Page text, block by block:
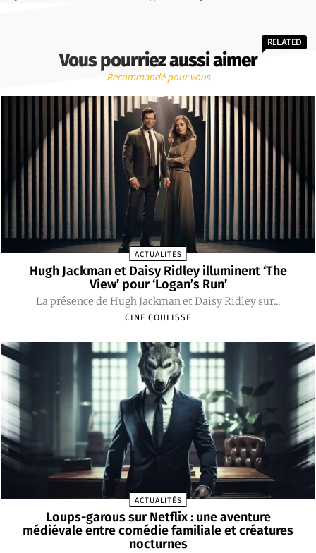
Vous pourriez aussi aimer
RELATED
Recommandé pour vous
ACTUALITÉS
Hugh Jackman et Daisy Ridley illuminent ‘The
View’ pour ‘Logan’s Run’
La présence de Hugh Jackman et Daisy Ridley sur...
CINE COULISSE
ACTUALITÉS
Loups-garous sur Netflix : une aventure
médiévale entre comédie familiale et créatures
nocturnes